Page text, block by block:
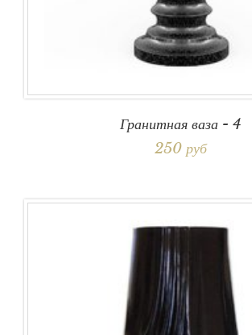
Гранитная ваза - 4
250 руб